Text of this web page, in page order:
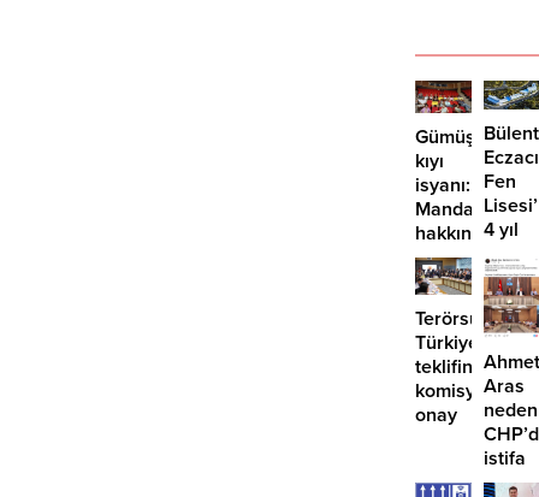
Gümüşlük’te
kıyı
isyanı:
Mandalinci
hakkında
suç
duyurusu
Bülent
Fen
4 yıl
geçti,
hâlâ
proje
Terörsüz
Türkiye
teklifine
komisyondan
onay
Ahmet
Aras
neden
istifa